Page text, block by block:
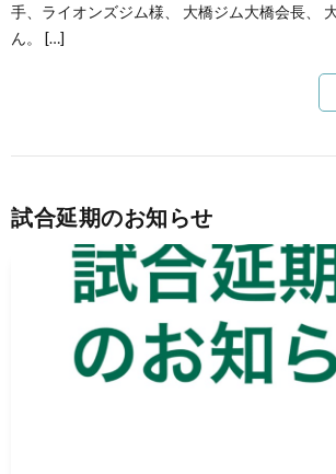
手、ライオンズジム様、 大橋ジム大橋会長、
ん。 […]
試合延期のお知らせ